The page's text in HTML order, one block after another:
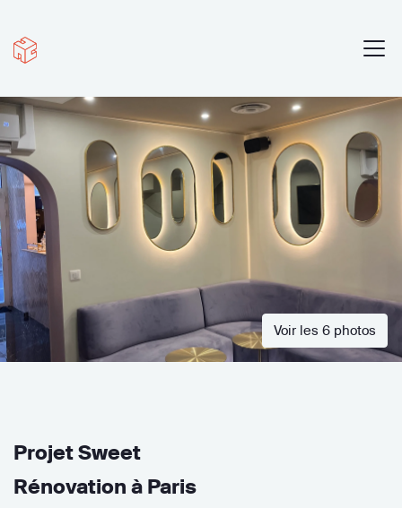
Voir les 6 photos
Projet Sweet
Rénovation à Paris